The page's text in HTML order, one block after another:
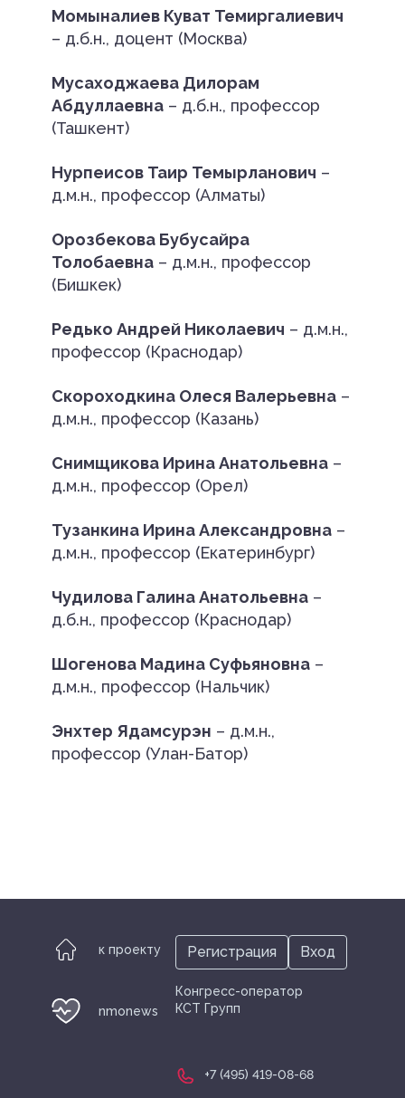
Момыналиев Куват Темиргалиевич
– д.б.н., доцент (Москва)
Мусаходжаева Дилорам
Абдуллаевна– д.б.н., профессор
(Ташкент)
Нурпеисов Таир Темырланович –
д.м.н., профессор (Алматы)
Орозбекова Бубусайра
Толобаевна– д.м.н., профессор
(Бишкек)
Редько Андрей Николаевич – д.м.н.,
профессор (Краснодар)
Скороходкина Олеся Валерьевна–
д.м.н., профессор (Казань)
Снимщикова Ирина Анатольевна–
д.м.н., профессор (Орел)
Тузанкина Ирина Александровна–
д.м.н., профессор (Екатеринбург)
Чудилова Галина Анатольевна–
д.б.н., профессор (Краснодар)
Шогенова Мадина Суфьяновна–
д.м.н., профессор (Нальчик)
Энхтер Ядамсурэн – д.м.н.,
профессор (Улан-Батор)
к проекту
nmonews
Конгресс-оператор
КСТ Групп
+7 (495) 419-08-68
Регистрация Вход